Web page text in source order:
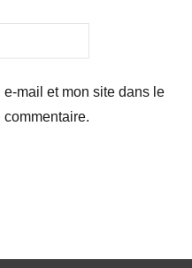
mail et mon site dans le